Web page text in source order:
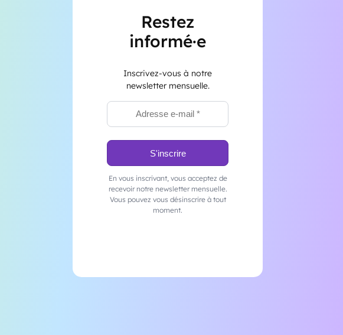
Restez
informé·e
Inscrivez-vous à notre
newsletter mensuelle.
En vous inscrivant, vous acceptez de
recevoir notre newsletter mensuelle.
Vous pouvez vous désinscrire à tout
moment.